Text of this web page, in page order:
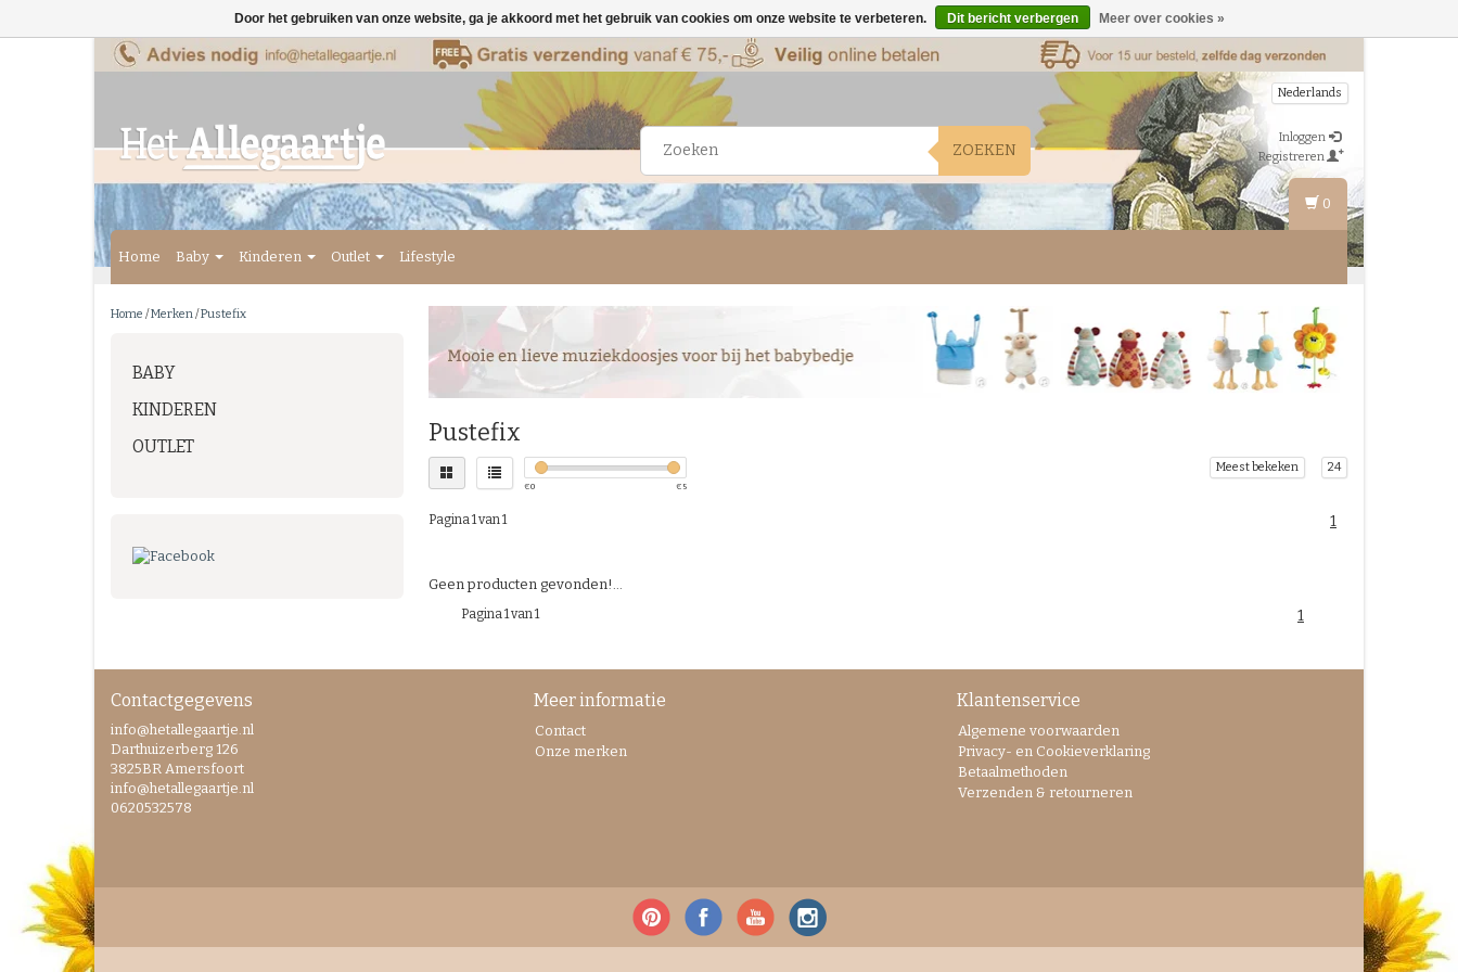
ZOEKEN
Nederlands
Inloggen
Registreren
Home Baby Kinderen Outlet Lifestyle
0
Home /Merken/Pustefix
BABY
KINDEREN
OUTLET
Pustefix
€0 € 5
Meest bekeken 24
Pagina 1 van 1 1
Geen producten gevonden!...
Pagina 1 van 1 1
Contactgegevens
info@hetallegaartje.nl
Darthuizerberg 126
3825BR Amersfoort
info@hetallegaartje.nl
0620532578
Meer informatie
Contact
Onze merken
Klantenservice
Algemene voorwaarden
Privacy- en Cookieverklaring
Betaalmethoden
Verzenden & retourneren
Door het gebruiken van onze website, ga je akkoord met het gebruik van cookies om onze website te verbeteren. Dit bericht verbergen Meer over cookies »